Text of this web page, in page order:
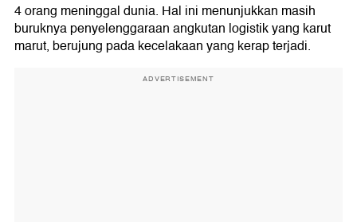
4 orang meninggal dunia. Hal ini menunjukkan masih
buruknya penyelenggaraan angkutan logistik yang karut
marut, berujung pada kecelakaan yang kerap terjadi.
ADVERTISEMENT